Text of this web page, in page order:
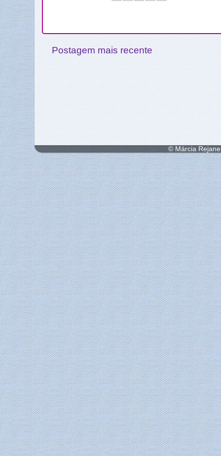
Postagem mais recente
© Márcia